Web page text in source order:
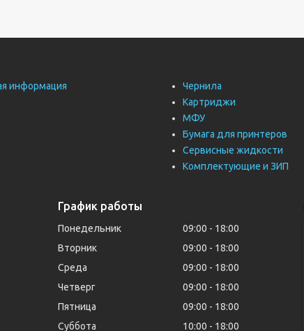
информация
Чернила
Картриджи
МФУ
Бумага для принтеров
Сервисные жидкости
Комплектующие и ЗИП
График работы
Понедельник 09:00
18:00
Вторник
09:00
18:00
Среда
09:00
18:00
Четверг
09:00
18:00
Пятница
09:00
18:00
Суббота
10:00 18:00